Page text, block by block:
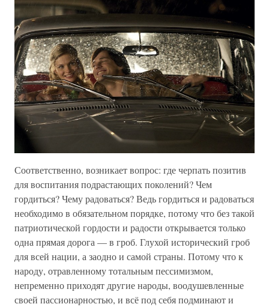
Соответственно, возникает вопрос: где черпать позитив
для воспитания подрастающих поколений? Чем
гордиться? Чему радоваться? Ведь гордиться и радоваться
необходимо в обязательном порядке, потому что без такой
патриотической гордости и радости открывается только
одна прямая дорога — в гроб. Глухой исторический гроб
для всей нации, а заодно и самой страны. Потому что к
народу, отравленному тотальным пессимизмом,
непременно приходят другие народы, воодушевленные
своей пассионарностью, и всё под себя подминают и